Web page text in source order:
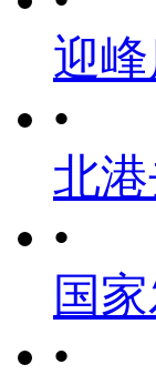
迎
•
北
•
国
•